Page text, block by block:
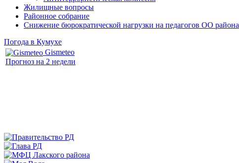
Жилищные вопросы
Районное собрание
Снижение бюрократической нагрузки на педагогов ОО района
Погода в Кумухе
Gismeteo
Прогноз на 2 недели